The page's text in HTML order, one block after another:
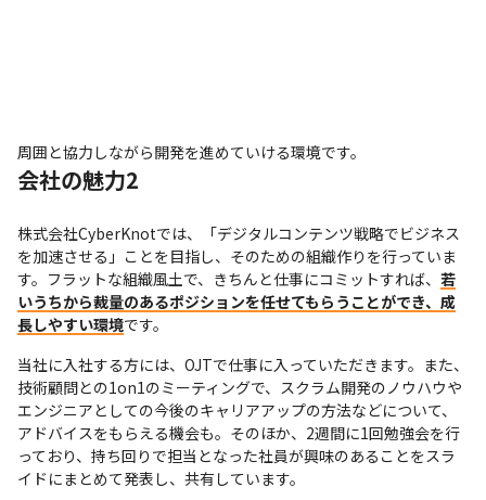
周囲と協力しながら開発を進めていける環境です。
会社の魅力2
株式会社CyberKnotでは、「デジタルコンテンツ戦略でビジネス
を加速させる」ことを目指し、そのための組織作りを行っていま
す。フラットな組織風土で、きちんと仕事にコミットすれば、 若
いうちから裁量のあるポジションを任せてもらうことができ、成
長しやすい環境です。
当社に入社する方には、OJTで仕事に入っていただきます。また、
技術顧問との1on1のミーティングで、スクラム開発のノウハウや
エンジニアとしての今後のキャリアアップの方法などについて、
アドバイスをもらえる機会も。そのほか、2週間に1回勉強会を行
っており、持ち回りで担当となった社員が興味のあることをスラ
イドにまとめて発表し、共有しています。